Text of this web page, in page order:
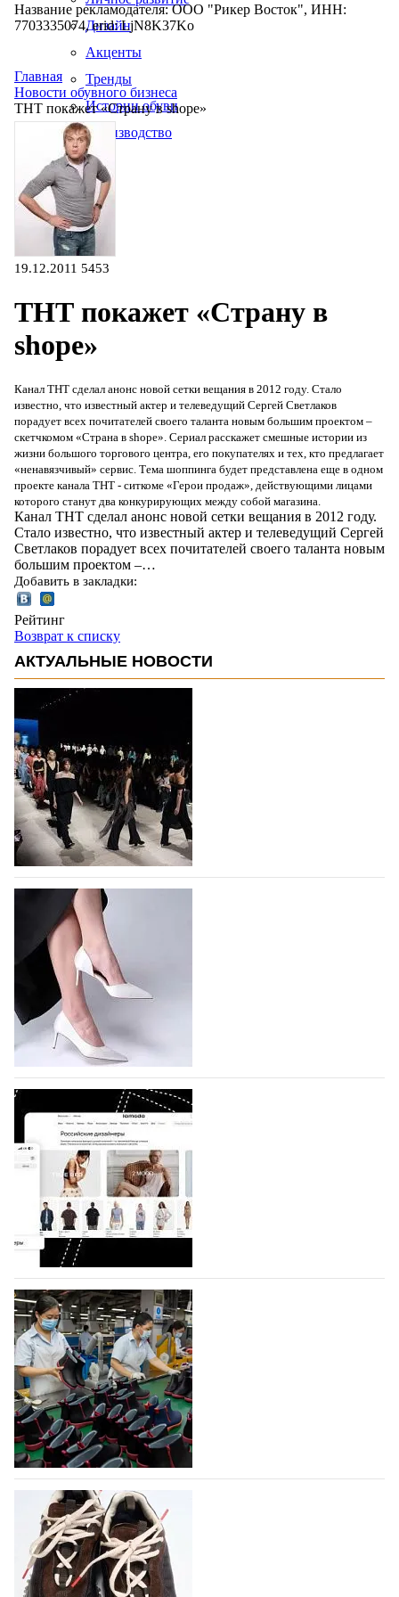
Дизайн
Акценты
Тренды
Истории обуви
Производство
Название рекламодателя: ООО "Рикер Восток", ИНН:
7703335074, erid: LjN8K37Ko
Главная
Новости обувного бизнеса
ТНТ покажет «Страну в shope»
19.12.2011 5453
ТНТ покажет «Страну в
shope»
Канал ТНТ сделал анонс новой сетки вещания в 2012 году. Стало
известно, что известный актер и телеведущий Сергей Светлаков
порадует всех почитателей своего таланта новым большим проектом –
скетчкомом «Страна в shope». Сериал расскажет смешные истории из
жизни большого торгового центра, его покупателях и тех, кто предлагает
«ненавязчивый» сервис. Тема шоппинга будет представлена еще в одном
проекте канала ТНТ - ситкоме «Герои продаж», действующими лицами
которого станут два конкурирующих между собой магазина.
Канал ТНТ сделал анонс новой сетки вещания в 2012 году.
Стало известно, что известный актер и телеведущий Сергей
Светлаков порадует всех почитателей своего таланта новым
большим проектом –…
Добавить в закладки:
Рейтинг
Возврат к списку
АКТУАЛЬНЫЕ НОВОСТИ
На участие в Московской неделе моды
подано 1047 заявок
На участие в седьмой Московской неделе моды,
которая пройдет в российской столице с 26 сентября
по 1 октября, уже подано 1047 заявок. Примерно
половину из них (494) прислали дизайнеры,
коллекции которых не были представлены в…
07.08.2026 365
BALLINA представит свои новинки на Euro
Shoes
Компания BALLINA Guangzhou Lihuang Footwear
Co., Ltd., основанная в 2011 году и расположенная в
Гуанчжоу, столице моды Китая, является
профессиональной обувной компанией,
объединяющей разработку, производство и…
07.08.2026 280
На платформе Lamoda - новый раздел и
условия продвижения локальных
дизайнерских марок
Российский маркетплейс Lamoda решил обновить
раздел для продажи продукции локальных
дизайнерских марок одежды, обуви и аксессуаров.
Бренды также получат маркетинговую…
06.08.2026 451
Объем мирового производства обуви в
2025 году практически не увеличился
В 2025 году мировое производство обуви
практически не изменилось, зафиксировав